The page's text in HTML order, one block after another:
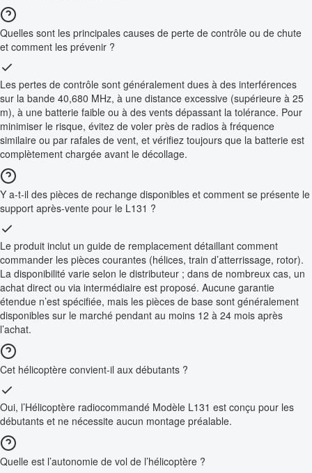
Quelles sont les principales causes de perte de contrôle ou de chute
et comment les prévenir ?
Les pertes de contrôle sont généralement dues à des interférences
sur la bande 40,680 MHz, à une distance excessive (supérieure à 25
m), à une batterie faible ou à des vents dépassant la tolérance. Pour
minimiser le risque, évitez de voler près de radios à fréquence
similaire ou par rafales de vent, et vérifiez toujours que la batterie est
complètement chargée avant le décollage.
Y a-t-il des pièces de rechange disponibles et comment se présente le
support après-vente pour le L131 ?
Le produit inclut un guide de remplacement détaillant comment
commander les pièces courantes (hélices, train d’atterrissage, rotor).
La disponibilité varie selon le distributeur ; dans de nombreux cas, un
achat direct ou via intermédiaire est proposé. Aucune garantie
étendue n’est spécifiée, mais les pièces de base sont généralement
disponibles sur le marché pendant au moins 12 à 24 mois après
l’achat.
Cet hélicoptère convient-il aux débutants ?
Oui, l’Hélicoptère radiocommandé Modèle L131 est conçu pour les
débutants et ne nécessite aucun montage préalable.
Quelle est l’autonomie de vol de l’hélicoptère ?